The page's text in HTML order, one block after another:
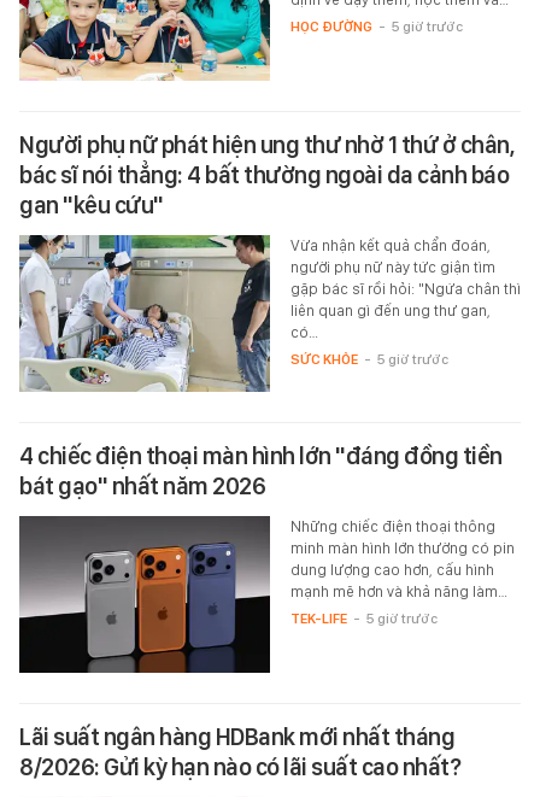
HỌC ĐƯỜNG - 5 giờ trước
Người phụ nữ phát hiện ung thư nhờ 1 thứ ở chân,
bác sĩ nói thẳng: 4 bất thường ngoài da cảnh báo
gan "kêu cứu"
Vừa nhận kết quả chẩn đoán,
người phụ nữ này tức giận tìm
gặp bác sĩ rồi hỏi: "Ngứa chân thì
liên quan gì đến ung thư gan,
có…
SỨC KHỎE - 5 giờ trước
4 chiếc điện thoại màn hình lớn "đáng đồng tiền
bát gạo" nhất năm 2026
Những chiếc điện thoại thông
minh màn hình lớn thường có pin
dung lượng cao hơn, cấu hình
mạnh mẽ hơn và khả năng làm…
TEK-LIFE - 5 giờ trước
Lãi suất ngân hàng HDBank mới nhất tháng
8/2026: Gửi kỳ hạn nào có lãi suất cao nhất?